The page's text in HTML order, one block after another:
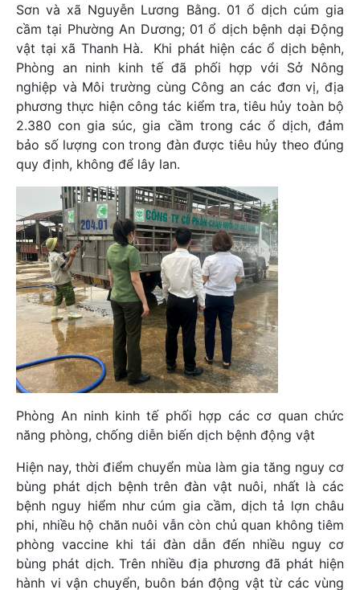
Sơn và xã Nguyễn Lương Bằng. 01 ổ dịch cúm gia
cầm tại Phường An Dương; 01 ổ dịch bệnh dại Động
vật tại xã Thanh Hà. Khi phát hiện các ổ dịch bệnh,
Phòng an ninh kinh tế đã phối hợp với Sở Nông
nghiệp và Môi trường cùng Công an các đơn vị, địa
phương thực hiện công tác kiểm tra, tiêu hủy toàn bộ
2.380 con gia súc, gia cầm trong các ổ dịch, đảm
bảo số lượng con trong đàn được tiêu hủy theo đúng
quy định, không để lây lan.
Phòng An ninh kinh tế phối hợp các cơ quan chức
năng phòng, chống diễn biến dịch bệnh động vật
Hiện nay, thời điểm chuyển mùa làm gia tăng nguy cơ
bùng phát dịch bệnh trên đàn vật nuôi, nhất là các
bệnh nguy hiểm như cúm gia cầm, dịch tả lợn châu
phi, nhiều hộ chăn nuôi vẫn còn chủ quan không tiêm
phòng vaccine khi tái đàn dẫn đến nhiều nguy cơ
bùng phát dịch. Trên nhiều địa phương đã phát hiện
hành vi vận chuyển, buôn bán động vật từ các vùng